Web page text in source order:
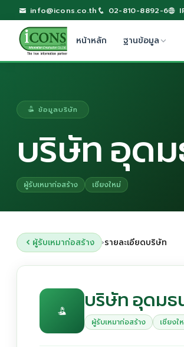
info@icons.co.th 02-810-8892-6
หน้าหลัก ฐานข้อมูล
ข้อมูลบริษัท
บริษัท อุดม
ผู้รับเหมาก่อสร้าง เชียงใหม่
ผู้รับเหมาก่อสร้าง ›รายละเอียดบริษัท
บริษัท อุดมธ
ผู้รับเหมาก่อสร้าง เชียงใ